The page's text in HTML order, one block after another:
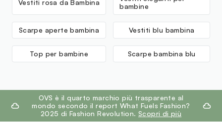
Vestiti rosa da Bambina
bambine
Scarpe aperte bambina Vestiti blu bambina
Top per bambine Scarpe bambina blu
footer.ariatitleOVS è il quarto marchio più trasparente al
mondo secondo il report What Fuels Fashion?
2025 di Fashion Revolution. Scopri di più